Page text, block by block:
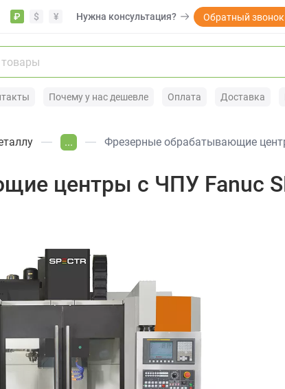
₽ $ ¥ Нужна консультация? Обратный звонок
Почему у нас дешевле Оплата Доставка
Фрезерные обрабатывающие
...
центры с ЧПУ Fanuc